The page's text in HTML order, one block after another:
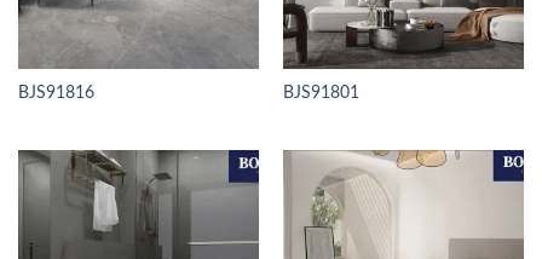
BJS91816 BJS91801